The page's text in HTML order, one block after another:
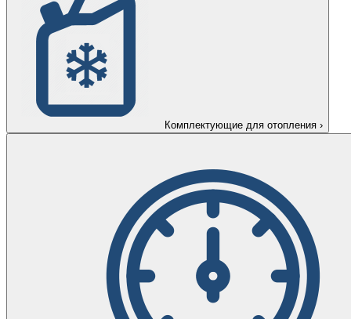
Комплектующие для отопления ›